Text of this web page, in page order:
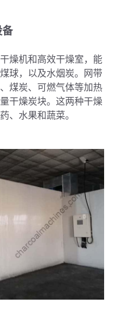
燥机和高效干燥室，能
球，以及水烟炭。网带
煤炭、可燃气体等加热
干燥炭块。这两种干燥
、水果和蔬菜。